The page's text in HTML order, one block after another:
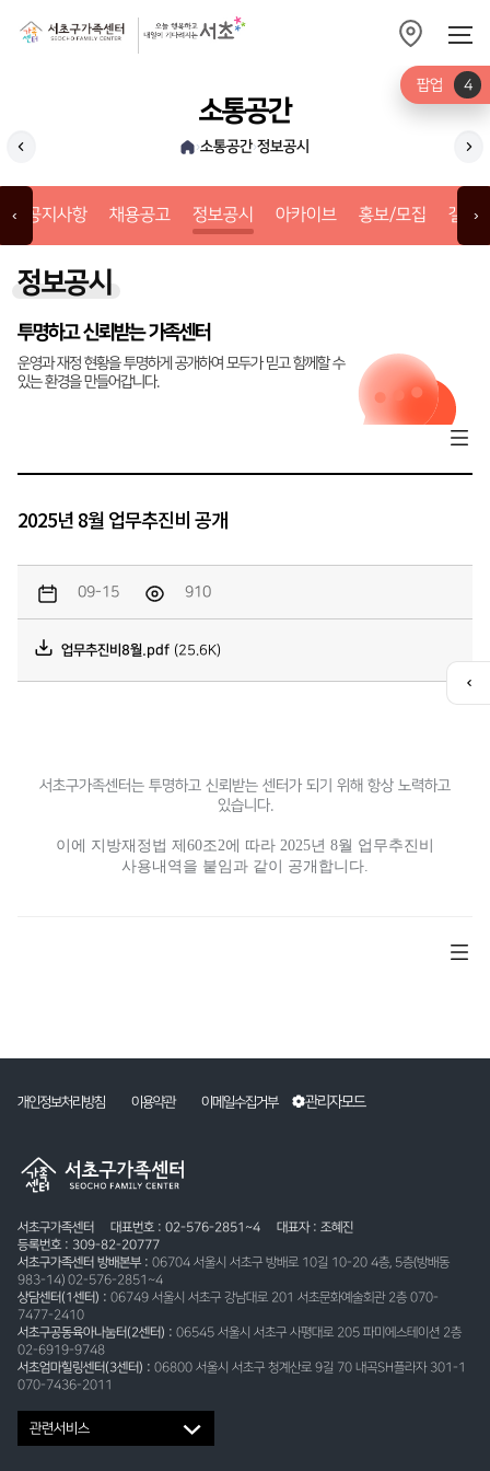
소통공간
채용공고 ›소통공간›정보공시 아
‹ 공지사항 채용공고 정보공시 아카이브 홍보/모집 갤러
›
정보공시
투명하고 신뢰받는 가족센터
운영과 재정 현황을 투명하게 공개하여 모두가 믿고 함께할 수
있는 환경을 만들어갑니다.
2025년 8월 업무추진비 공개
09-15 910
업무추진비8월.pdf (25.6K)
서초구가족센터는 투명하고 신뢰받는 센터가 되기 위해 항상 노력하고
있습니다.
이에 지방재정법 제60조2에 따라 2025년 8월 업무추진비
사용내역을 붙임과 같이 공개합니다
개인정보처리방침 이용약관 이메일수집거부 관리자모드
서초구가족센터 대표번호 : 02-576-2851~4
대표자 : 조혜진
등록번호 : 309-82-20777
서초구가족센터 방배본부 : 06704 서울시 서초구 방배로 10길 10-20 4층, 5층(방배동
983-14) 02-576-2851~4
상담센터(1센터) : 06749 서울시 서초구 강남대로 201 서초문화예술회관 2층 070-
7477-2410
서초구공동육아나눔터(2센터) : 06545 서울시 서초구 사평대로 205 파미에스테이션 2층
02-6919-9748
서초엄마힐링센터(3센터) : 06800 서울시 서초구 청계산로 9길 70 내곡SH플라자 301-1
070-7436-2011
관련서비스
퀵
메
팝업 4